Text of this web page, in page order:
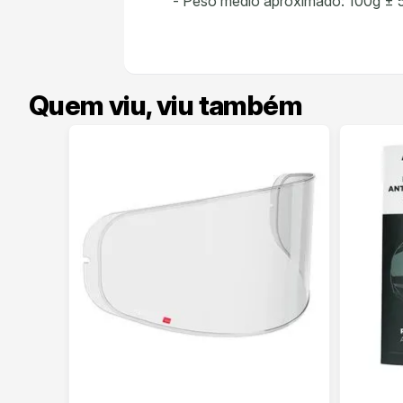
Quem viu, viu também